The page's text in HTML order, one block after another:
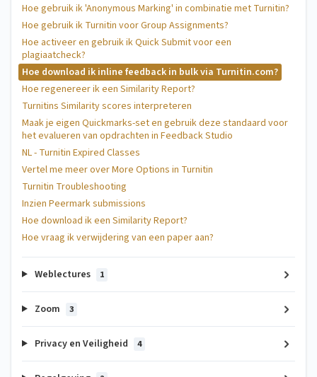
Hoe gebruik ik 'Anonymous Marking' in combinatie met Turnitin?
Hoe gebruik ik Turnitin voor Group Assignments?
Hoe activeer en gebruik ik Quick Submit voor een
plagiaatcheck?
Hoe download ik inline feedback in bulk via Turnitin.com?
Hoe regenereer ik een Similarity Report?
Turnitins Similarity scores interpreteren
Maak je eigen Quickmarks-set en gebruik deze standaard voor
het evalueren van opdrachten in Feedback Studio
NL - Turnitin Expired Classes
Vertel me meer over More Options in Turnitin
Turnitin Troubleshooting
Inzien Peermark submissions
Hoe download ik een Similarity Report?
Hoe vraag ik verwijdering van een paper aan?
Weblectures 1
Zoom 3
Privacy en Veiligheid 4